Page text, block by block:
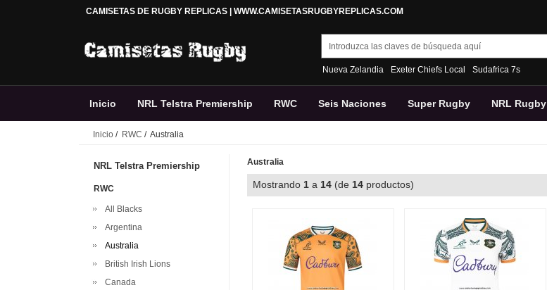
CAMISETAS DE RUGBY REPLICAS | WWW.CAMISETASRUGBYREPLICAS.COM
Nueva Zelandia Exeter Chiefs Local Sudafrica 7s
Inicio NRL Telstra Premiership RWC Seis Naciones Super Rugby NRL Rugby
Premiership Rugby
Inicio / RWC / Australia
NRL Telstra Premiership
RWC
All Blacks
Argentina
Australia
British Irish Lions
Canada
Australia
Mostrando 1 a 14 (de 14 productos)